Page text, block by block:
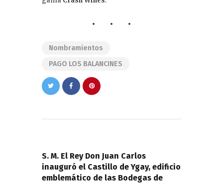
Nombramientos
PAGO LOS BALANCINES
entradas
S. M. El Rey Don Juan Carlos
inauguró el Castillo de Ygay, edificio
emblemático de las Bodegas de